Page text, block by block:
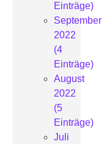
Einträge)
September
2022
(4
Einträge)
August
2022
(5
Einträge)
Juli